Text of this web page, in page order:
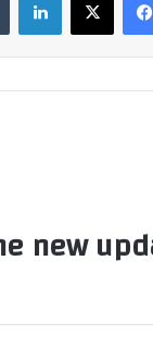
new